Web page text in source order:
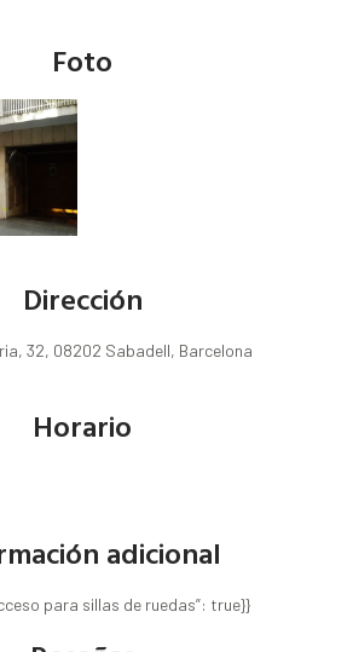
Foto
Dirección
32, 08202 Sabadell, Barcelona
Horario
adicional
para sillas de ruedas”: true}}